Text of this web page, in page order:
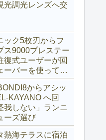
光調光レンズへ交
ック5枚刃からフ
ス9000プレステー
復式ユーザーが回
ーバーを使ってみ
からアシッ
KAYANO へ回
我しない」ランニ
ーズ選び
熱海テラスに宿泊